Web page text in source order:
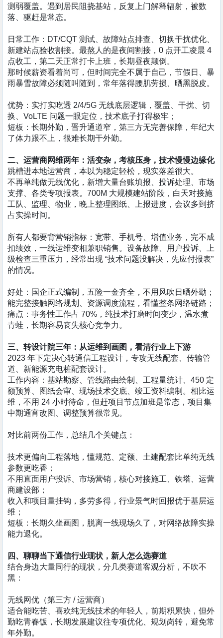
测弱覆盖。遇到居民阻挠基站，反复上门解释辐射，被数
落、驱赶是常态。
日常工作：DT/CQT 测试、故障站点排查、切换干扰优化、
新建站点验收割接。最熬人的是夜间割接，0 点开工凌晨 4
点收工，第二天正常打卡上班，长期昼夜颠倒。
那时候薪资看着尚可，但时间完全不属于自己，节假日、暴
雨暴雪故障必须随叫随到，常年落得腰肌劳损、晒黑脱皮。
优势：实打实吃透 2/4/5G 无线底层逻辑，覆盖、干扰、切
换、VoLTE 问题一眼定位，技术底子打得极牢；
短板：长期外勤，晋升通道窄，第三方无完善保障，年纪大
了体力跟不上，很难长期干外勤。
二、运营商网维两年：活变杂，考核压身，技术慢慢边缘化
跳槽进本地运营商，本以为稳定轻松，现实落差很大。
不再单纯做无线优化，新增大量台账填报、投诉处理、市场
支撑、各类专项报表。700M 大规模建站阶段，白天对接施
工队、监理、物业，晚上整理图纸、上报进度，会议多到挤
占实操时间。
所有人都要背营销指标：宽带、手机号、增值业务，完不成
扣绩效，一线运维变相兼职销售。设备故障、用户投诉、上
级检查三重压力，经常出现 “技术问题没解决，先应付报表”
的情况。
好处：国企正式编制，五险一金齐全，不用风吹日晒外勤；
能完整接触网络规划、资源调度流程，看懂整条网络链路；
痛点：事务性工作占 70%，纯技术打磨时间变少，温水煮
青蛙，长期容易丧失核心竞争力。
三、转设计院三年：从运维到画图，看清行业上下游
2023 年下定决心转通信工程设计，专攻无线配套、传输管
道、新能源充电桩配套设计。
工作内容：基站勘察、管线路由绘制、工程量统计、450 定
额预算、图纸会审、现场技术交底、竣工资料编制。相比运
维，不用 24 小时待命，但赶项目节点加班是常态，项目集
中期通宵改图、调整预算很常见。
对比前两份工作，总结几个关键点：
技术更偏向工程落地，懂规范、定额、土建配套比单纯无线
参数更吃香；
不用直面用户投诉、市场营销，核心对接施工、铁塔、运营
商建设部；
收入和项目量挂钩，多劳多得，行业景气时回报优于基层运
维；
短板：长期久坐画图，脱离一线现场久了，对网络故障实操
能力退化。
四、聊聊当下通信行业现状，新人怎么选赛道
结合身边大量同行的现状，分几类赛道客观分析，不吹不
黑：
无线网优（第三方 / 运营商）
适合能吃苦、喜欢纯无线技术的年轻人，前期积累快，但外
勤吃青春饭，长期发展建议往专项优化、规划岗转，避免常
年外勤。